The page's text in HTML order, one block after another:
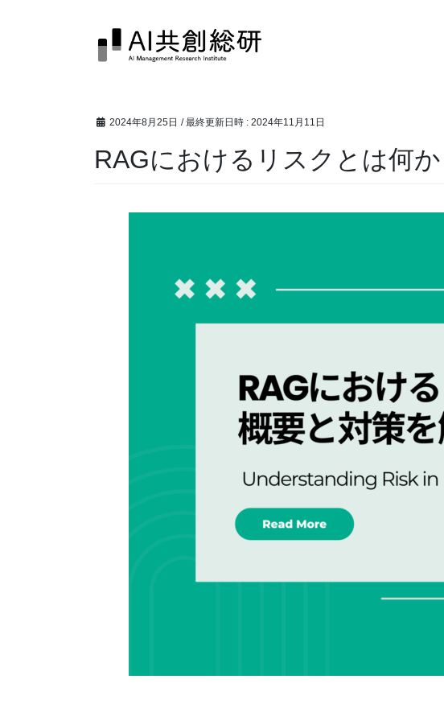
2024年8月25日 / 最終更新日時 : 2024年11月11日
RAGにおけるリスクとは何